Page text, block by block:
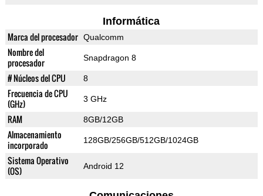
Informática
Marca del procesador Qualcomm
Nombre del
procesador
Snapdragon 8
# Núcleos del CPU 8
Frecuencia de CPU
(GHz)
3 GHz
RAM 8GB/12GB
Almacenamiento
incorporado
128GB/256GB/512GB/1024GB
Sistema Operativo
(OS)
Android 12